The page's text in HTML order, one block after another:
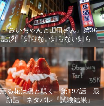
『みいちゃんと山田さん』第36
話(2)『知らない知らない知らな
い』最新話 ネタバレ 犯人確
定 次回最終回
薫る花は凛と咲く 第197話 最
新話 ネタバレ『試験結果』